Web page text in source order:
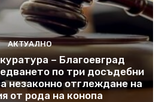
АКТУАЛНО
– Благоевград
по три досъдебни
незаконно отглеждане на
от рода на конопа